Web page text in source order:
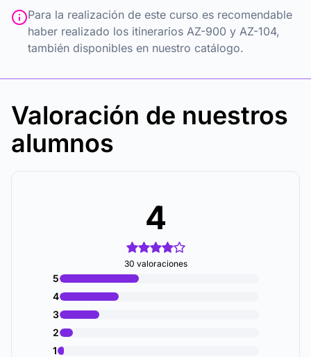
Para la realización de este curso es recomendable
haber realizado los itinerarios AZ-900 y AZ-104,
también disponibles en nuestro catálogo.
Valoración de nuestros
alumnos
4
30 valoraciones
5
4
3
2
1